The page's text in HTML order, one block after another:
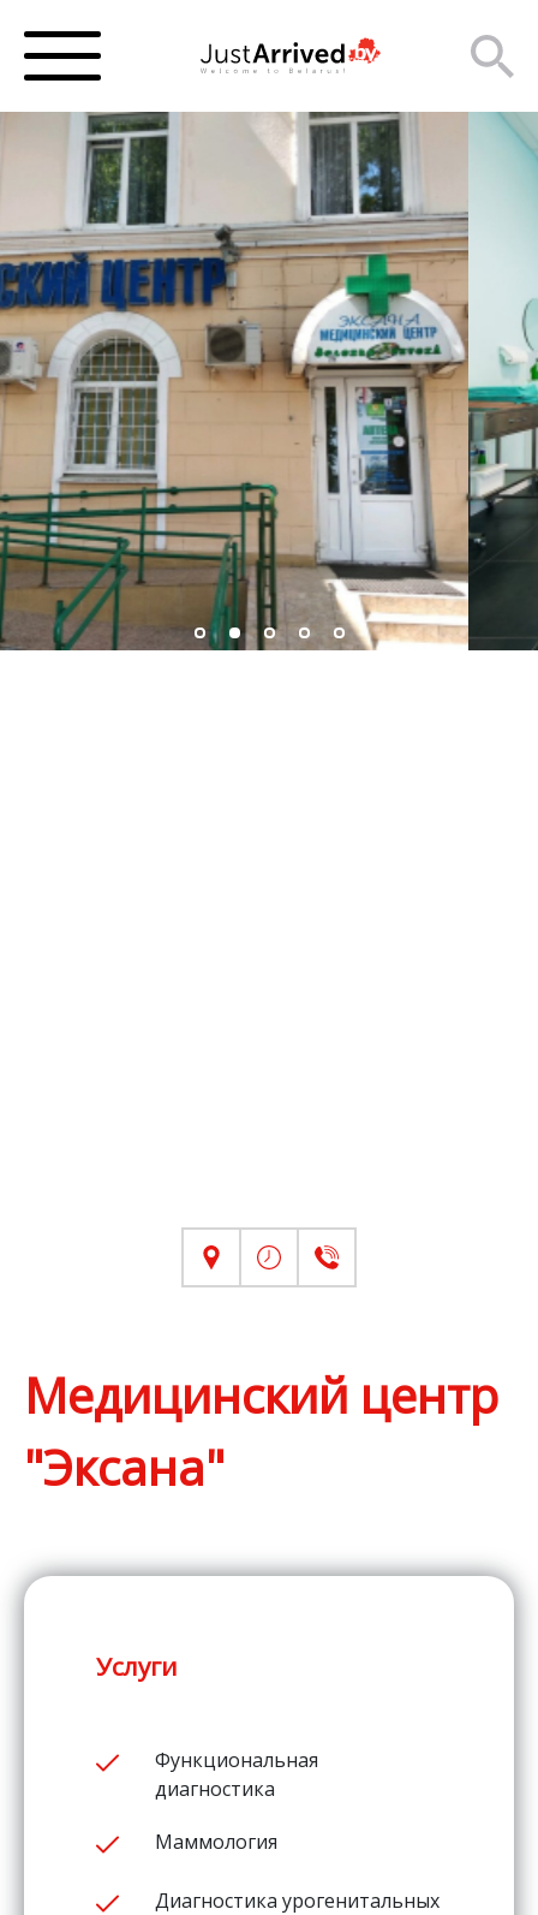
Медицинский центр
"Эксана"
Услуги
Функциональная
диагностика
Маммология
Диагностика урогенитальных